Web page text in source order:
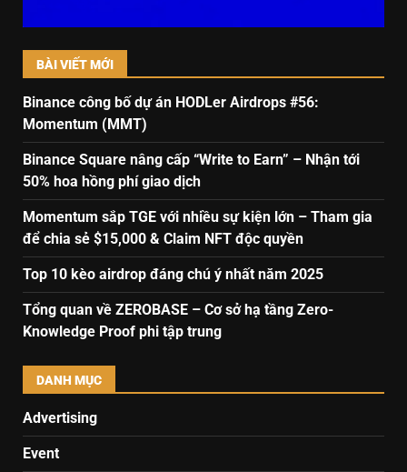
BÀI VIẾT MỚI
Binance công bố dự án HODLer Airdrops #56:
Momentum (MMT)
Binance Square nâng cấp “Write to Earn” – Nhận tới
50% hoa hồng phí giao dịch
Momentum sắp TGE với nhiều sự kiện lớn – Tham gia
để chia sẻ $15,000 & Claim NFT độc quyền
Top 10 kèo airdrop đáng chú ý nhất năm 2025
Tổng quan về ZEROBASE – Cơ sở hạ tầng Zero-
Knowledge Proof phi tập trung
DANH MỤC
Advertising
Event